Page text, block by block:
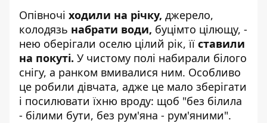
Опівночі ходили на річку, джерело,
колодязь набрати води, буцімто цілющу, -
нею оберігали оселю цілий рік, її ставили
на покуті. У чистому полі набирали білого
снігу, а ранком вмивалися ним. Особливо
це робили дівчата, адже це мало зберігати
і посилювати їхню вроду: щоб "без білила
- білими бути, без рум'яна - рум'яними".